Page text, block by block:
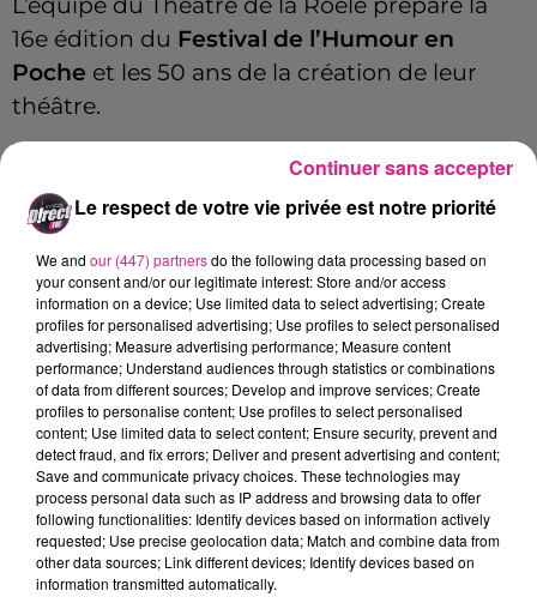
L’équipe du Théâtre de la Roële prépare la
16e édition du Festival de l’Humour en
Poche et les 50 ans de la création de leur
théâtre.
Tous les deux ans,
(Meurthe-et-Moselle) donne rendez-vous à
l’humour en spectacle sous toutes ses
formes et toutes ses origines dans le cadre
du festival de l’Humour en poche : 15
Représentations de 14 pièces de Théâtre en 3
lieux de la ville.
Céline Crillon, directrice du Théâtre la Roëlle dans
100% Lorraine
Crédit :D!RECT FM
Le respect de votre vie privée est notre priorité
We and our (447) partnersdo the following data processing based on
your consent and/or our legitimate interest: Store and/or access
information on a device; Use limited data to select advertising; Create
profiles for personalised advertising; Use profiles to select personalised
advertising; Measure advertising performance; Measure content
performance; Understand audiences through statistics or combinations
of data from different sources; Develop and improve services; Create
profiles to personalise content; Use profiles to select personalised
content; Use limited data to select content; Ensure security, prevent and
detect fraud, and fix errors; Deliver and present advertising and content;
Save and communicate privacy choices. These technologies may
process personal data such as IP address and browsing data to offer
following functionalities: Identify devices based on information actively
requested; Use precise geolocation data; Match and combine data from
other data sources; Link different devices; Identify devices based on
information transmitted automatically.
Continuer sans accepter